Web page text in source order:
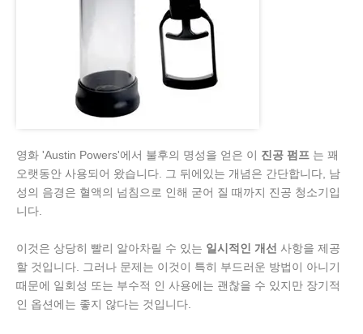
영화 'Austin Powers'에서 불후의 명성을 얻은 이 진공 펌프 는 꽤
오랫동안 사용되어 왔습니다. 그 뒤에있는 개념은 간단합니다, 남
성의 음경은 혈액의 넘침으로 인해 굳어 질 때까지 진공 청소기입
니다.
이것은 상당히 빨리 알아차릴 수 있는 일시적인 개선 사항을 제공
할 것입니다. 그러나 문제는 이것이 특히 부드러운 방법이 아니기
때문에 일회성 또는 부수적 인 사용에는 괜찮을 수 있지만 장기적
인 옵션에는 좋지 않다는 것입니다.